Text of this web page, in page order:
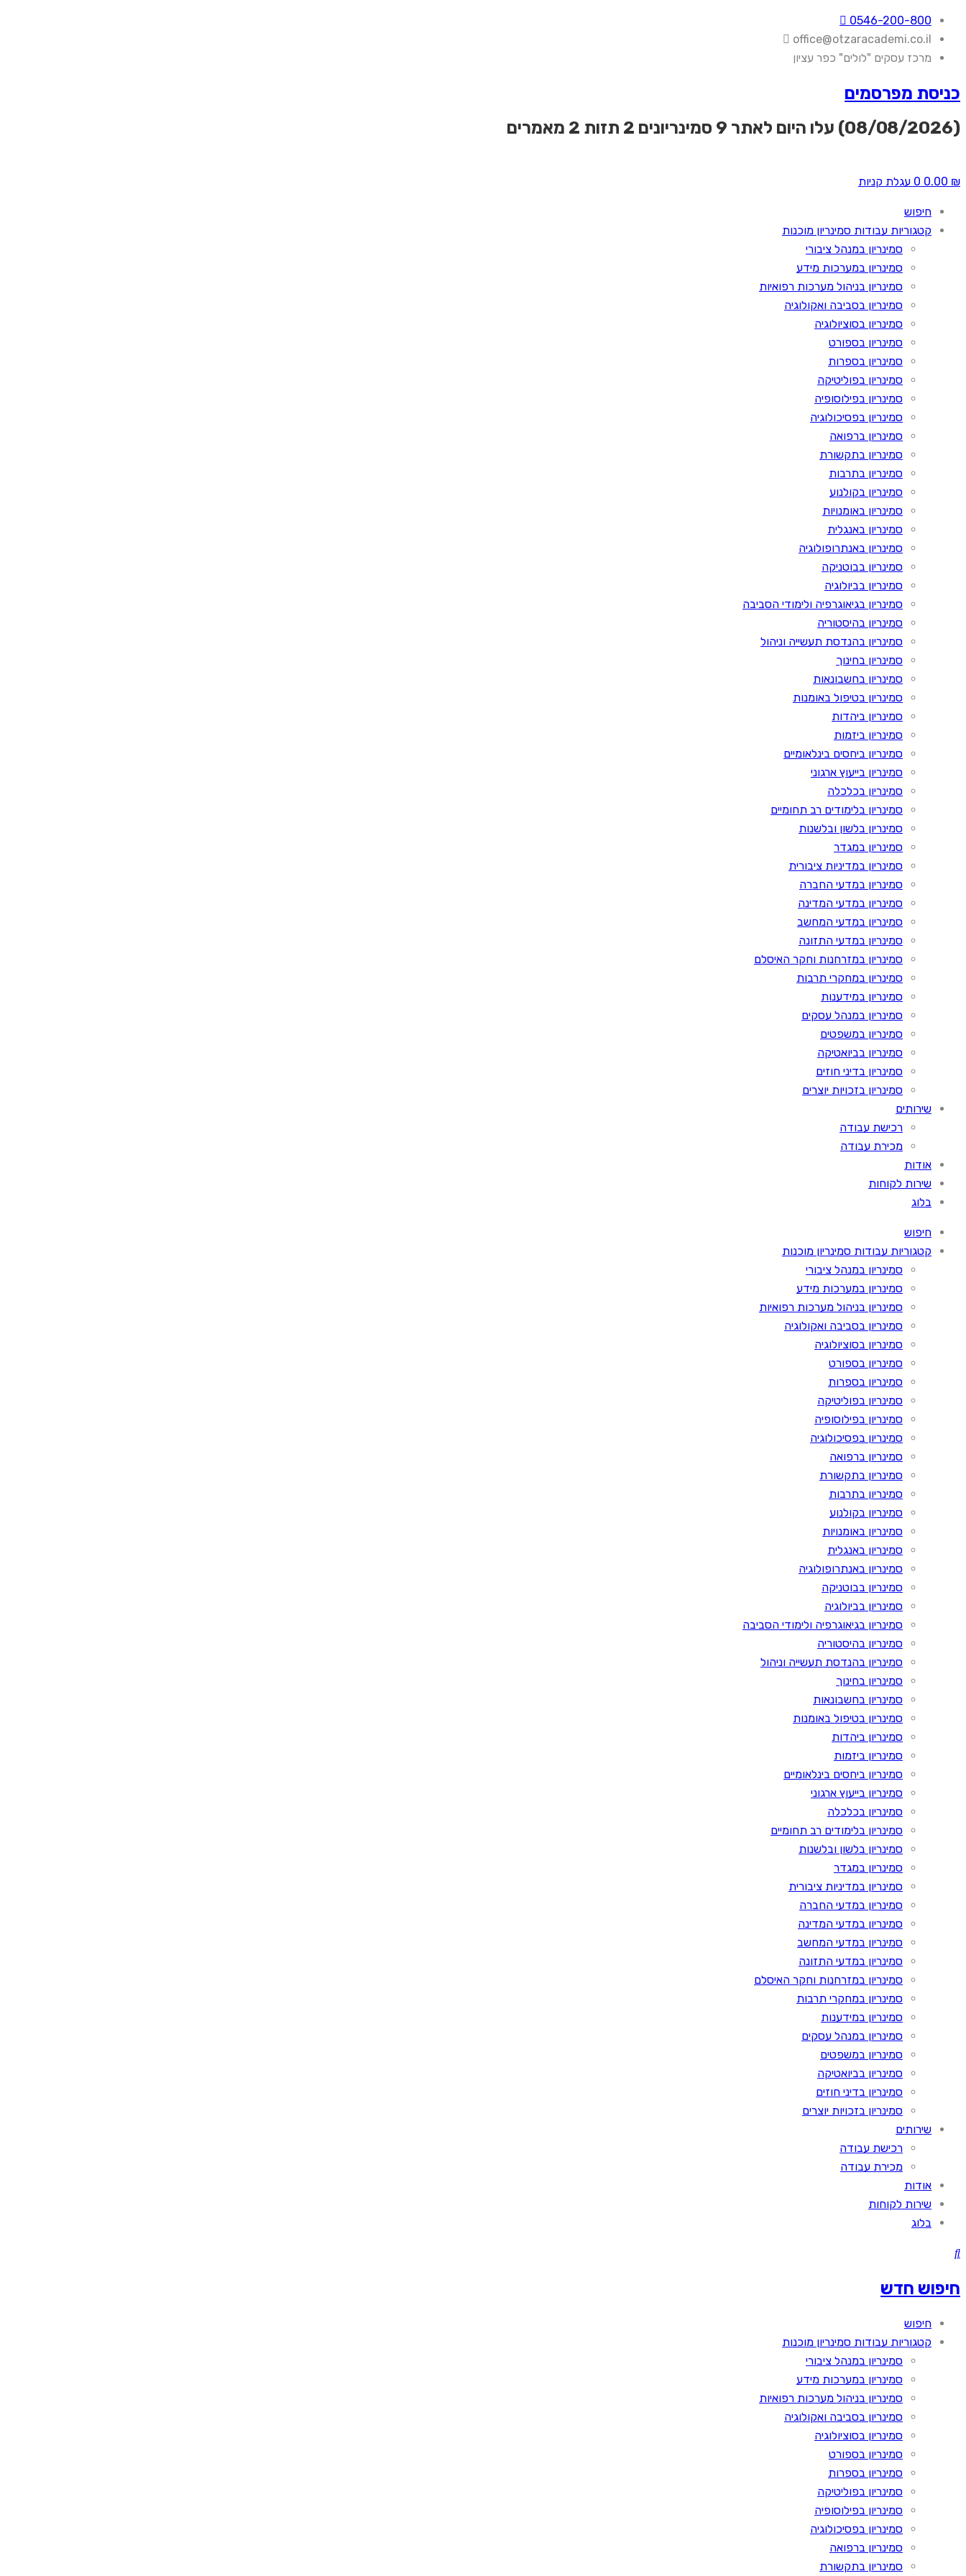
0546-200-800
office@otzaracademi.co.il
מרכז עסקים "לולים" כפר עציון
כניסת מפרסמים
(08/08/2026) עלו היום לאתר
9 סמינריונים 2 תזות 2 מאמרים
0.00 ₪
0 עגלת קניות
חיפוש
קטגוריות עבודות סמינריון מוכנות
סמינריון במנהל ציבורי
סמינריון במערכות מידע
סמינריון בניהול מערכות רפואיות
סמינריון בסביבה ואקולוגיה
סמינריון בסוציולוגיה
סמינריון בספורט
סמינריון בספרות
סמינריון בפוליטיקה
סמינריון בפילוסופיה
סמינריון בפסיכולוגיה
סמינריון ברפואה
סמינריון בתקשורת
סמינריון בתרבות
סמינריון בקולנוע
סמינריון באומנויות
סמינריון באנגלית
סמינריון באנתרופולוגיה
סמינריון בבוטניקה
סמינריון בביולוגיה
סמינריון בגיאוגרפיה ולימודי הסביבה
סמינריון בהיסטוריה
סמינריון בהנדסת תעשייה וניהול
סמינריון בחינוך
סמינריון בחשבונאות
סמינריון בטיפול באומנות
סמינריון ביהדות
סמינריון ביזמות
סמינריון ביחסים בינלאומיים
סמינריון בייעוץ ארגוני
סמינריון בכלכלה
סמינריון בלימודים רב תחומיים
סמינריון בלשון ובלשנות
סמינריון במגדר
סמינריון במדיניות ציבורית
סמינריון במדעי החברה
סמינריון במדעי המדינה
סמינריון במדעי המחשב
סמינריון במדעי התזונה
סמינריון במזרחנות וחקר האיסלם
סמינריון במחקרי תרבות
סמינריון במידענות
סמינריון במנהל עסקים
סמינריון במשפטים
סמינריון בביואטיקה
סמינריון בדיני חוזים
סמינריון בזכויות יוצרים
שירותים
רכישת עבודה
מכירת עבודה
אודות
שירות לקוחות
בלוג
חיפוש
קטגוריות עבודות סמינריון מוכנות
סמינריון במנהל ציבורי
סמינריון במערכות מידע
סמינריון בניהול מערכות רפואיות
סמינריון בסביבה ואקולוגיה
סמינריון בסוציולוגיה
סמינריון בספורט
סמינריון בספרות
סמינריון בפוליטיקה
סמינריון בפילוסופיה
סמינריון בפסיכולוגיה
סמינריון ברפואה
סמינריון בתקשורת
סמינריון בתרבות
סמינריון בקולנוע
סמינריון באומנויות
סמינריון באנגלית
סמינריון באנתרופולוגיה
סמינריון בבוטניקה
סמינריון בביולוגיה
סמינריון בגיאוגרפיה ולימודי הסביבה
סמינריון בהיסטוריה
סמינריון בהנדסת תעשייה וניהול
סמינריון בחינוך
סמינריון בחשבונאות
סמינריון בטיפול באומנות
סמינריון ביהדות
סמינריון ביזמות
סמינריון ביחסים בינלאומיים
סמינריון בייעוץ ארגוני
סמינריון בכלכלה
סמינריון בלימודים רב תחומיים
סמינריון בלשון ובלשנות
סמינריון במגדר
סמינריון במדיניות ציבורית
סמינריון במדעי החברה
סמינריון במדעי המדינה
סמינריון במדעי המחשב
סמינריון במדעי התזונה
סמינריון במזרחנות וחקר האיסלם
סמינריון במחקרי תרבות
סמינריון במידענות
סמינריון במנהל עסקים
סמינריון במשפטים
סמינריון בביואטיקה
סמינריון בדיני חוזים
סמינריון בזכויות יוצרים
שירותים
רכישת עבודה
מכירת עבודה
אודות
שירות לקוחות
בלוג
חיפוש חדש
חיפוש
קטגוריות עבודות סמינריון מוכנות
סמינריון במנהל ציבורי
סמינריון במערכות מידע
סמינריון בניהול מערכות רפואיות
סמינריון בסביבה ואקולוגיה
סמינריון בסוציולוגיה
סמינריון בספורט
סמינריון בספרות
סמינריון בפוליטיקה
סמינריון בפילוסופיה
סמינריון בפסיכולוגיה
סמינריון ברפואה
סמינריון בתקשורת